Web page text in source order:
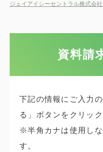
ジェイアイシーセントラル株式会社
資料請
下記の情報にご入力
る」ボタンをクリッ
※半角カナは使用し
す。